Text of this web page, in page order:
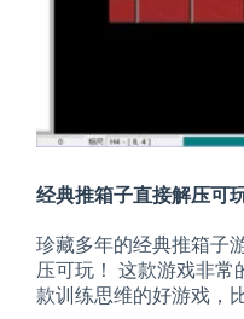
经典推箱子直接解压可
珍藏多年的经典推箱子
压可玩！ 这款游戏非常
款训练思维的好游戏，